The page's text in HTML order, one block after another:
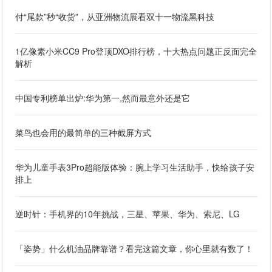
付“尾款”秒“收货”，从亚洲物流展看双十一物流黑科技
1亿像素小米CC9 Pro登顶DXO排行榜，十大热点问题正反面完全
解析
中国专利榜单出炉:华为第一,然而最意外还是它
菜鸟也会用的最简单的三种截屏方式
华为儿童手表3Pro超能版体验：腕上学习生活助手，快给孩子安
排上
逆时针：手机界的10年挑战，三星、苹果、华为、索尼、LG
「姿势」什么机油品牌靠谱？看完这篇文章，你心里就有数了！